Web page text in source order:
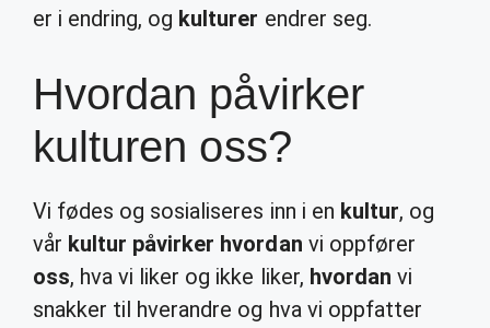
er i endring, og kulturer endrer seg.
Hvordan påvirker
kulturen oss?
Vi fødes og sosialiseres inn i en kultur, og
vår kultur påvirker hvordan vi oppfører
oss, hva vi liker og ikke liker, hvordan vi
snakker til hverandre og hva vi oppfatter